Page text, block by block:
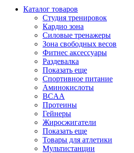
Каталог товаров
Студия тренировок
Кардио зона
Силовые тренажеры
Зона свободных весов
Фитнес аксессуары
Раздевалка
Показать еще
Спортивное питание
Аминокислоты
BCAA
Протеины
Гейнеры
Жиросжигатели
Показать еще
Товары для атлетики
Мультистанции